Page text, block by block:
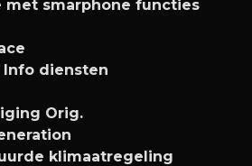
smarphone functies
diensten
Orig.
klimaatregeling